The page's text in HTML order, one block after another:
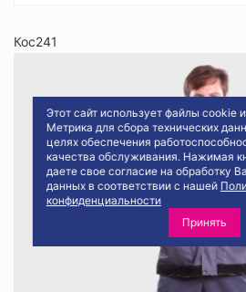
Этот сайт использует файлы cookie
Метрика для сбора технических
целях обеспечения
качества обслуживания. Нажимая
даете свое согласие на обработку
данных в соответствии с нашей
конфиденциальности
Принять
Кос241